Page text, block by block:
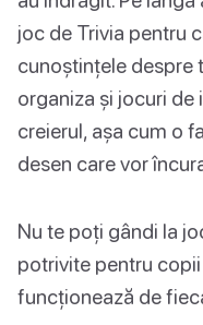
joc de Trivia pentru
cunoștințele despre
organiza și jocuri de
creierul, așa cum o
desen care vor
Nu te poți gândi la
potrivite pentru
funcționează de